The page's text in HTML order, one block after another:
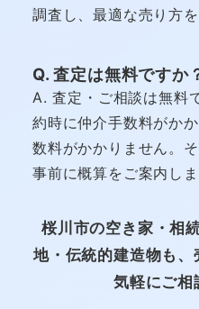
調査し、最適な売り方を
Q. 査定は無料ですか
A. 査定・ご相談は無料
約時に仲介手数料がか
数料がかかりません。
事前に概算をご案内しま
桜川市の空き家・相
地・伝統的建造物も
気軽にご相